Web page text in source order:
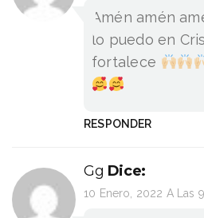
Amén amén
lo puedo en
fortalece
RESPONDER
Gg Dice:
10 Enero, 2022 A Las